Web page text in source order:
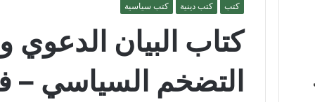
كتب كتب دينية كتب سياسية
كتاب البيان الدعوي
التضخم السياسي –